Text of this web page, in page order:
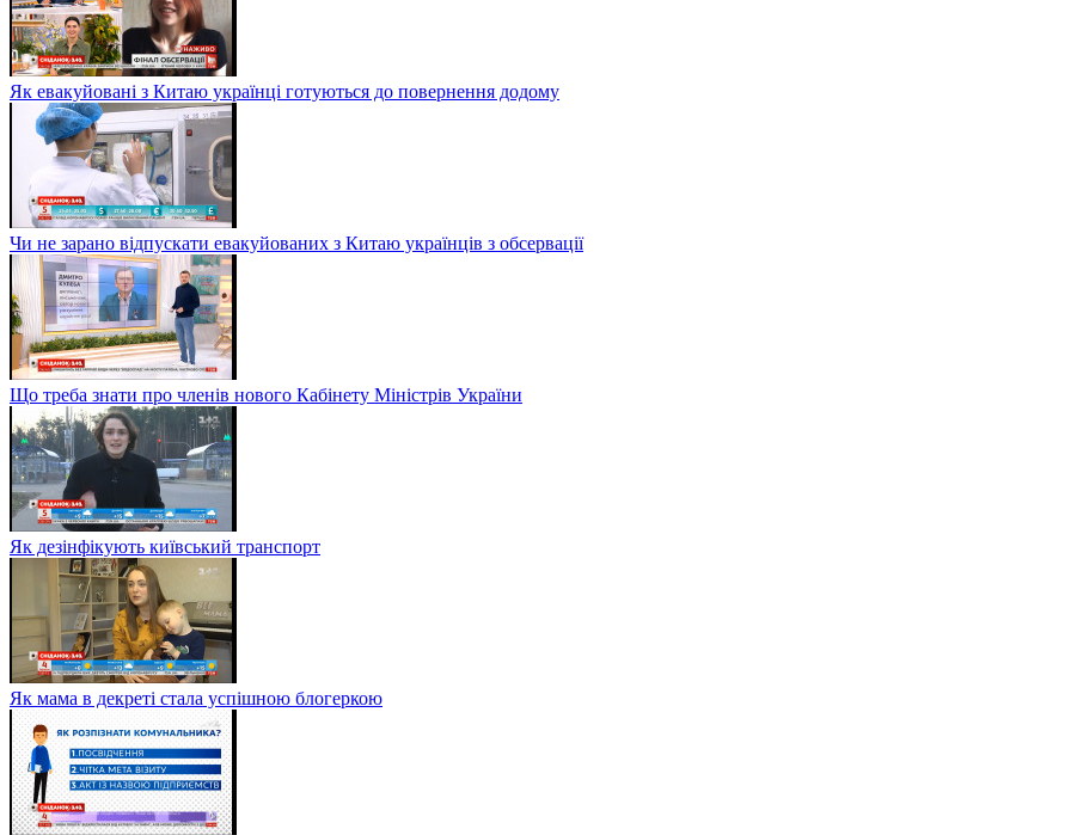
Як евакуйовані з Китаю українці готуються до повернення додому
Чи не зарано відпускати евакуйованих з Китаю українців з обсервації
Що треба знати про членів нового Кабінету Міністрів України
Як дезінфікують київський транспорт
Як мама в декреті стала успішною блогеркою